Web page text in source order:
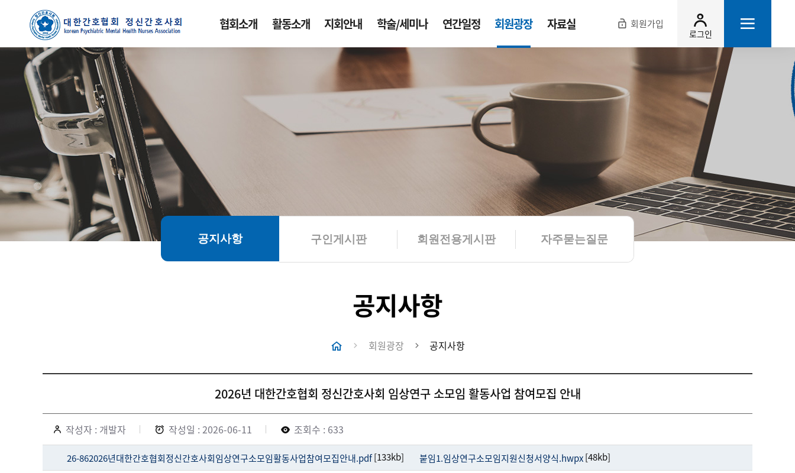
협회소개 활동소개 지회안내 학술/세미나 연간일정 회원광장 자료실 회원가입
로그인
공지사항 구인게시판 회원전용게시판 자주묻는질문
공지사항
회원광장 공지사항
2026년 대한간호협회 정신간호사회 임상연구 소모임 활동사업 참여모집 안내
작성자 : 개발자 작성일 : 2026-06-11 조회수 : 633
26-862026년대한간호협회정신간호사회임상연구소모임활동사업참여모집안내.pdf[133kb] 붙임1.임상연구소모임지원신청서양식.hwpx[48kb]